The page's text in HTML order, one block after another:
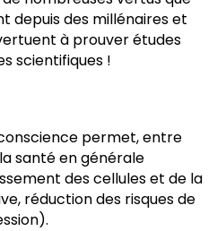
depuis des millénaires et
à prouver études
scientifiques !
permet, entre
santé en générale
des cellules et de la
réduction des risques de